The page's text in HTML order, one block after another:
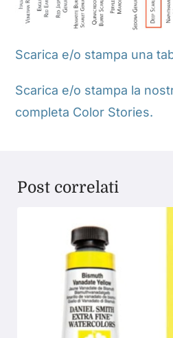
Scarica e/o stampa una
Scarica e/o stampa la
completa Color Stories.
Post correlati